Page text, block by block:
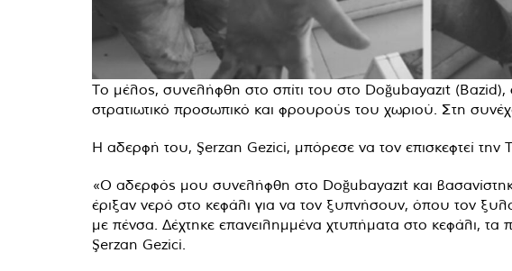
Το μέλος, συνελήφθη στο σπίτι του στο Doğubayazıt
στρατιωτικό προσωπικό και φρουρούς του χωριού. Στη
Η αδερφή του, Şerzan Gezici, μπόρεσε να τον επισκεφτεί
«Ο αδερφός μου συνελήφθη στο Doğubayazıt και
έριξαν νερό στο κεφάλι για να τον ξυπνήσουν, όπου τον
με πένσα. Δέχτηκε επανειλημμένα χτυπήματα στο κεφάλι,
Şerzan Gezici.